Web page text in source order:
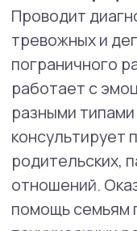
2019−2020 гг.;
преподаватель
по психологии
эмоциональной
«Новые
курс по
школы молодого
2024 гг.).